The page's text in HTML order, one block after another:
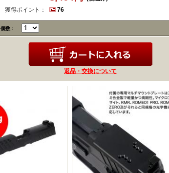
獲得ポイント：
76
個数：
返品・交換について